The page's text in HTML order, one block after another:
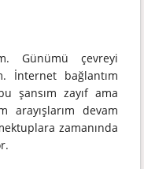
Günümü çevreyi
İnternet bağlantım
şansım zayıf ama
arayışlarım devam
zamanında